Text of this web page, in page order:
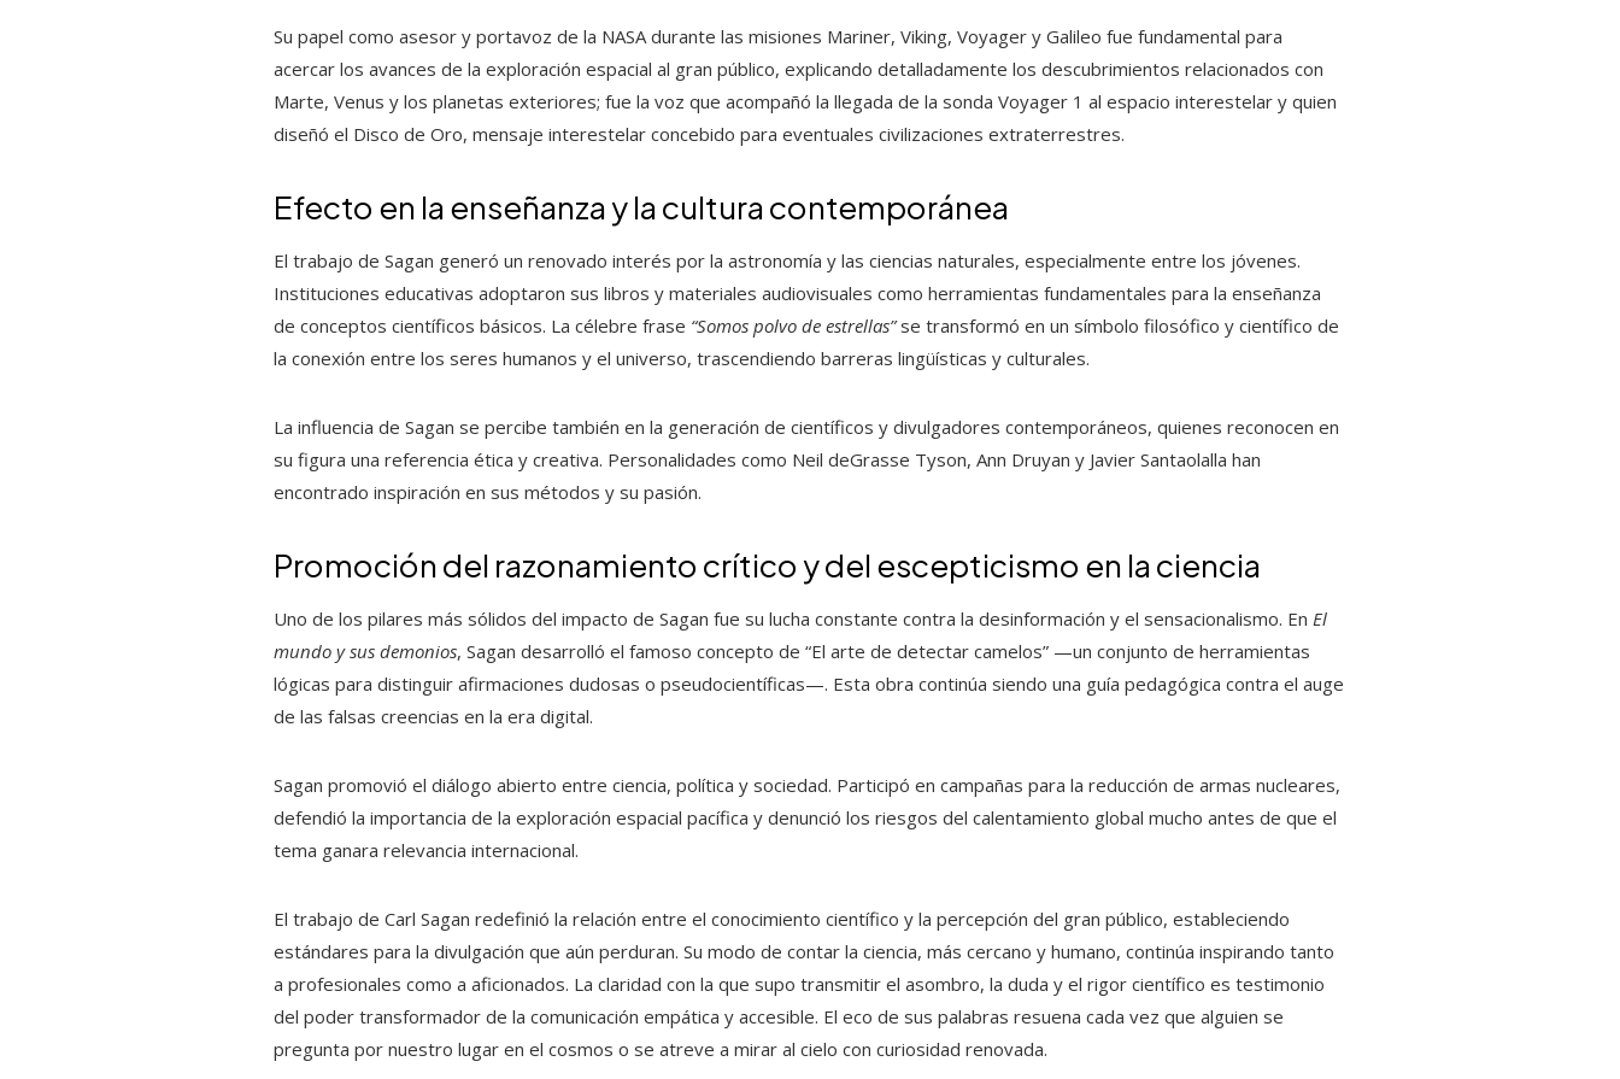
Su papel como asesor y portavoz de la NASA durante las misiones Mariner, Viking, Voyager y Galileo fue fundamental para
acercar los avances de la exploración espacial al gran público, explicando detalladamente los descubrimientos relacionados con
Marte, Venus y los planetas exteriores; fue la voz que acompañó la llegada de la sonda Voyager 1 al espacio interestelar y quien
diseñó el Disco de Oro, mensaje interestelar concebido para eventuales civilizaciones extraterrestres.
Efecto en la enseñanza y la cultura contemporánea
El trabajo de Sagan generó un renovado interés por la astronomía y las ciencias naturales, especialmente entre los jóvenes.
Instituciones educativas adoptaron sus libros y materiales audiovisuales como herramientas fundamentales para la enseñanza
de conceptos científicos básicos. La célebre frase “Somos polvo de estrellas”se transformó en un símbolo filosófico y científico de
la conexión entre los seres humanos y el universo, trascendiendo barreras lingüísticas y culturales.
La influencia de Sagan se percibe también en la generación de científicos y divulgadores contemporáneos, quienes reconocen en
su figura una referencia ética y creativa. Personalidades como Neil deGrasse Tyson, Ann Druyan y Javier Santaolalla han
encontrado inspiración en sus métodos y su pasión.
Promoción del razonamiento crítico y del escepticismo en la ciencia
Uno de los pilares más sólidos del impacto de Sagan fue su lucha constante contra la desinformación y el sensacionalismo. EnEl
mundo y sus demonios, Sagan desarrolló el famoso concepto de “El arte de detectar camelos” —un conjunto de herramientas
lógicas para distinguir afirmaciones dudosas o pseudocientíficas—. Esta obra continúa siendo una guía pedagógica contra el auge
de las falsas creencias en la era digital.
Sagan promovió el diálogo abierto entre ciencia, política y sociedad. Participó en campañas para la reducción de armas nucleares,
defendió la importancia de la exploración espacial pacífica y denunció los riesgos del calentamiento global mucho antes de que el
tema ganara relevancia internacional.
El trabajo de Carl Sagan redefinió la relación entre el conocimiento científico y la percepción del gran público, estableciendo
estándares para la divulgación que aún perduran. Su modo de contar la ciencia, más cercano y humano, continúa inspirando tanto
a profesionales como a aficionados. La claridad con la que supo transmitir el asombro, la duda y el rigor científico es testimonio
del poder transformador de la comunicación empática y accesible. El eco de sus palabras resuena cada vez que alguien se
pregunta por nuestro lugar en el cosmos o se atreve a mirar al cielo con curiosidad renovada.